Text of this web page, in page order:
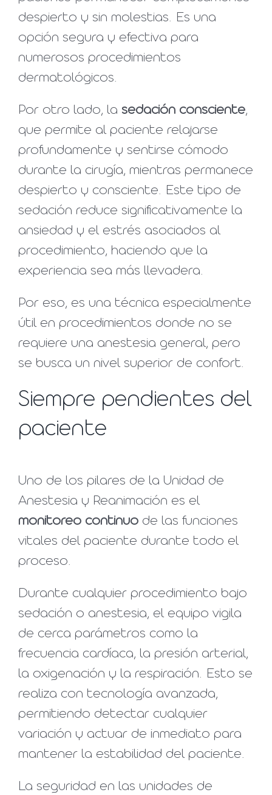
despierto y sin molestias. Es una
opción segura y efectiva para
numerosos procedimientos
dermatológicos.
Por otro lado, la sedación consciente,
que permite al paciente relajarse
profundamente y sentirse cómodo
durante la cirugía, mientras permanece
despierto y consciente. Este tipo de
sedación reduce significativamente la
ansiedad y el estrés asociados al
procedimiento, haciendo que la
experiencia sea más llevadera.
Por eso, es una técnica especialmente
útil en procedimientos donde no se
requiere una anestesia general, pero
se busca un nivel superior de confort.
Siempre pendientes del
paciente
Uno de los pilares de la Unidad de
Anestesia y Reanimación es el
monitoreo continuo de las funciones
vitales del paciente durante todo el
proceso.
Durante cualquier procedimiento bajo
sedación o anestesia, el equipo vigila
de cerca parámetros como la
frecuencia cardíaca, la presión arterial,
la oxigenación y la respiración. Esto se
realiza con tecnología avanzada,
permitiendo detectar cualquier
variación y actuar de inmediato para
mantener la estabilidad del paciente.
La seguridad en las unidades de